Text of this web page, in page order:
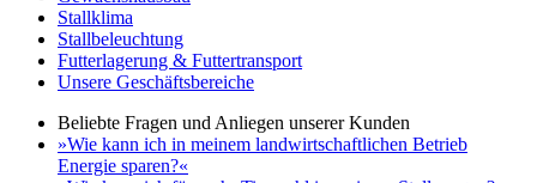
Stallklima
Stallbeleuchtung
Futterlagerung & Futtertransport
Unsere Geschäftsbereiche
Beliebte Fragen und Anliegen unserer Kunden
»Wie kann ich in meinem landwirtschaftlichen Betrieb
Energie sparen?«